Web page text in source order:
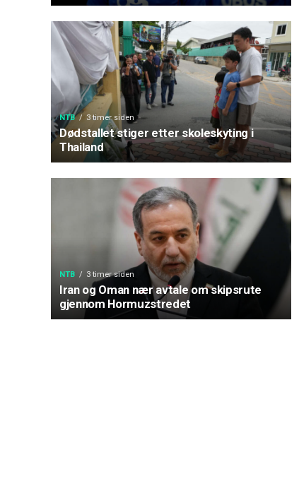
NTB 3 timer siden
Dødstallet stiger etter skoleskyting i
Thailand
NTB 3 timer siden
Iran og Oman nær avtale om skipsrute
gjennom Hormuzstredet